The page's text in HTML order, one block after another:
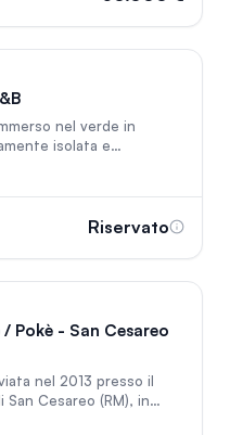
30 metri e altri 10
nel verde in
isolata e
grande, cucina
10 anni a canone
Riservato
Pokè - San Cesareo
nel 2013 presso il
Cesareo (RM), in
Locale di circa 45